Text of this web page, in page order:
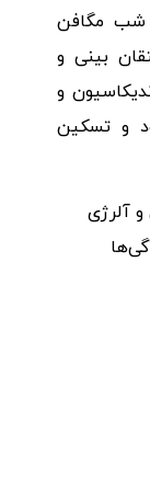
شب مگافن
بینی و
و
و تسکین
آلرژی